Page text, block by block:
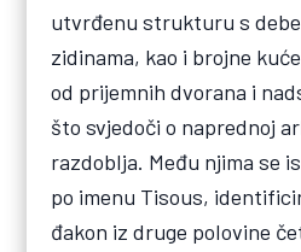
utvrđenu strukturu s
zidinama, kao i brojne
od prijemnih dvorana i
što svjedoči o naprednoj
razdoblja. Među njima se
po imenu Tisous,
đakon iz druge polovine